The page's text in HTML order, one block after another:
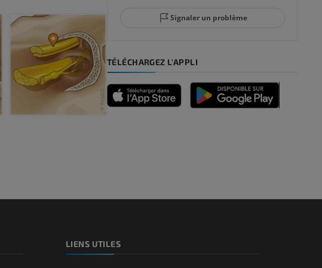
PREMIUM
IRM de l’avant-pied
PREMIUM
GRATUIT
Signaler un problème
TÉLÉCHARGEZ L'APPLI
LIENS UTILES